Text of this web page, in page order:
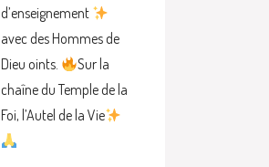
d’enseignement
avec des Hommes de
Dieu oints.
Sur la
chaîne du Temple de la
Foi, l’Autel de la Vie